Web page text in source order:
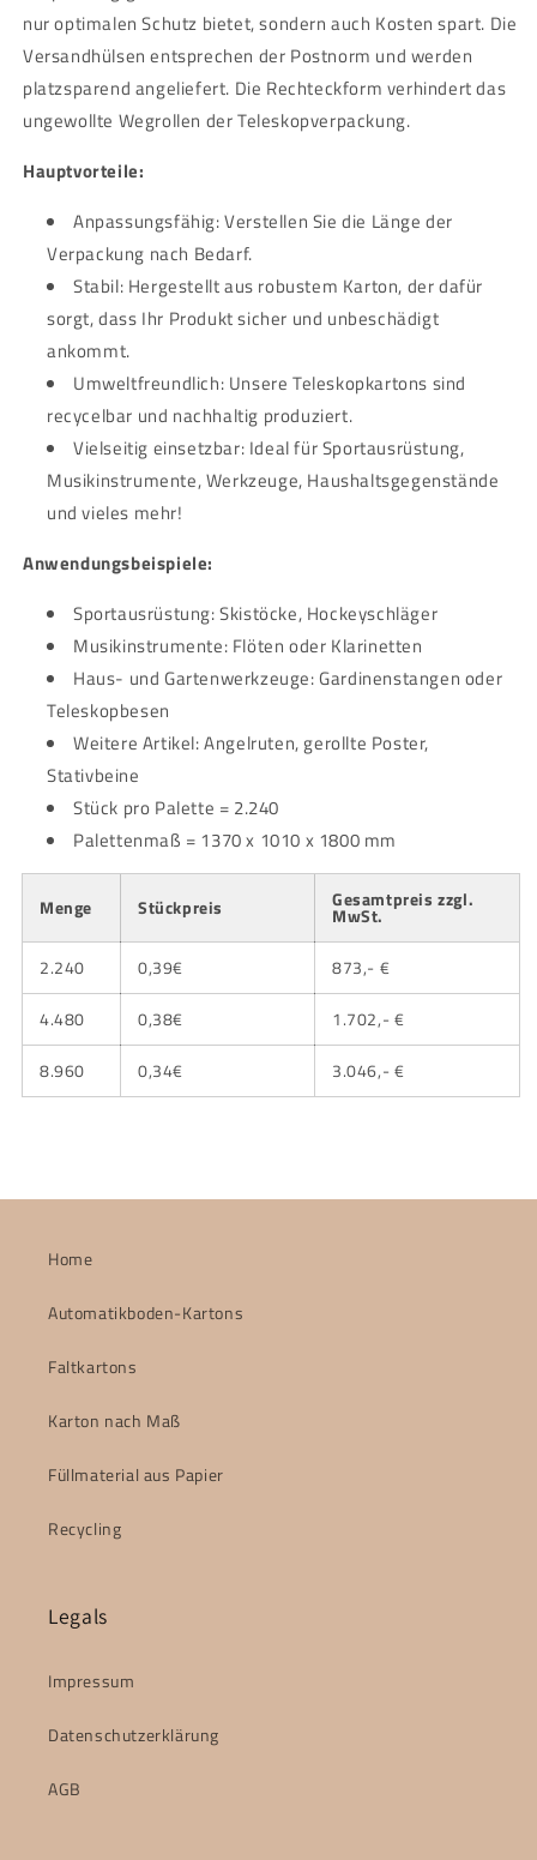
nur optimalen Schutz bietet, sondern auch Kosten spart. Die
Versandhülsen entsprechen der Postnorm und werden
platzsparend angeliefert. Die Rechteckform verhindert das
ungewollte Wegrollen der Teleskopverpackung.
Hauptvorteile:
Anpassungsfähig: Verstellen Sie die Länge der
Verpackung nach Bedarf.
Stabil: Hergestellt aus robustem Karton, der dafür
sorgt, dass Ihr Produkt sicher und unbeschädigt
ankommt.
Umweltfreundlich: Unsere Teleskopkartons sind
recycelbar und nachhaltig produziert.
Vielseitig einsetzbar: Ideal für Sportausrüstung,
Musikinstrumente, Werkzeuge, Haushaltsgegenstände
und vieles mehr!
Anwendungsbeispiele:
Sportausrüstung: Skistöcke, Hockeyschläger
Musikinstrumente: Flöten oder Klarinetten
Haus- und Gartenwerkzeuge: Gardinenstangen oder
Teleskopbesen
Weitere Artikel: Angelruten, gerollte Poster,
Stativbeine
Stück pro Palette = 2.240
Palettenmaß = 1370 x 1010 x 1800 mm
Menge Stückpreis Gesamtpreis zzgl.
MwSt.
2.240 0,39€ 873,- €
4.480 0,38€ 1.702,- €
8.960 0,34€ 3.046,- €
Home
Automatikboden-Kartons
Faltkartons
Karton nach Maß
Füllmaterial aus Papier
Recycling
Legals
Impressum
Datenschutzerklärung
AGB